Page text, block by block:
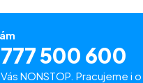
500 600
NONSTOP. Pracujeme i o